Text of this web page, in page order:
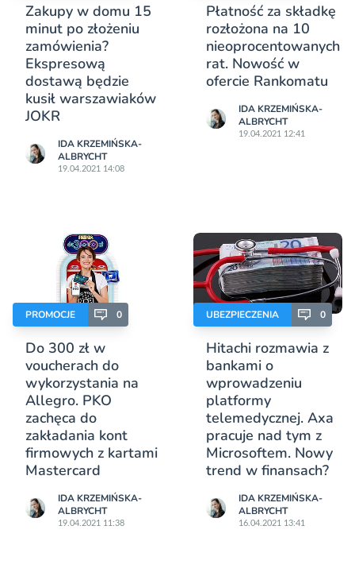
Zakupy w domu 15
minut po złożeniu
zamówienia?
Ekspresową
dostawą będzie
kusił warszawiaków
JOKR
IDA KRZEMIŃSKA-
ALBRYCHT
19.04.2021 14:08
Płatność za składkę
rozłożona na 10
nieoprocentowanych
rat. Nowość w
ofercie Rankomatu
IDA KRZEMIŃSKA-
ALBRYCHT
19.04.2021 12:41
PROMOCJE 0
Do 300 zł w
voucherach do
wykorzystania na
Allegro. PKO
zachęca do
zakładania kont
firmowych z kartami
Mastercard
IDA KRZEMIŃSKA-
ALBRYCHT
19.04.2021 11:38
UBEZPIECZENIA 0
Hitachi rozmawia z
bankami o
wprowadzeniu
platformy
telemedycznej. Axa
pracuje nad tym z
Microsoftem. Nowy
trend w finansach?
IDA KRZEMIŃSKA-
ALBRYCHT
16.04.2021 13:41